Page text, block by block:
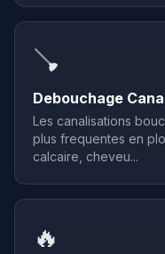
🪠
Debouchage
Les canalisations
plus frequentes en
calcaire, cheveu...
🔥